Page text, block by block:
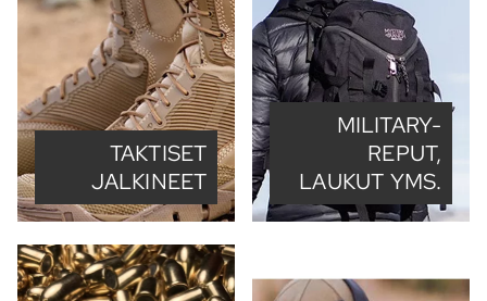
TAKTISET
JALKINEET
MILITARY-
REPUT,
LAUKUT YMS.